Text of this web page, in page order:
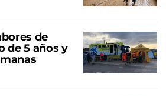
de
de 5 años y